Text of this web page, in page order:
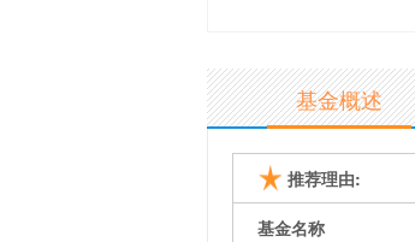
基金概述
推荐理由:
基金名称